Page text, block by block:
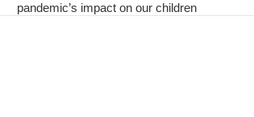
pandemic’s impact on our children